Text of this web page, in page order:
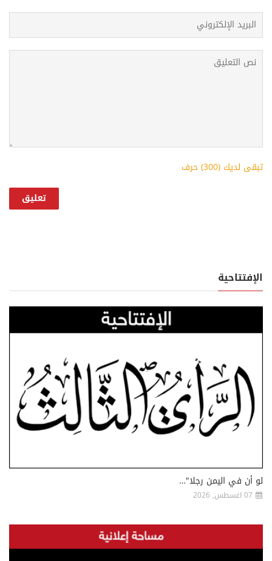
تبقى لديك (300) حرف
الإفتتاحية
لو أن في اليمن رجلا"…
07 اغسطس, 2026